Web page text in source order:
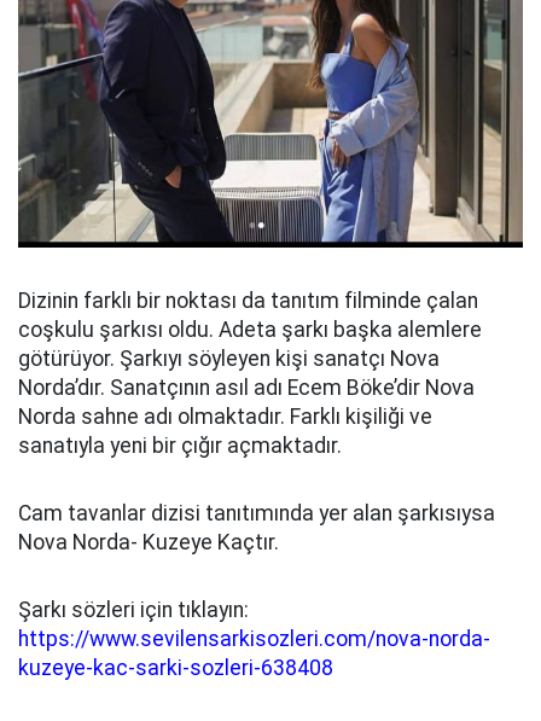
Dizinin farklı bir noktası da tanıtım filminde çalan
coşkulu şarkısı oldu. Adeta şarkı başka alemlere
götürüyor. Şarkıyı söyleyen kişi sanatçı Nova
Norda’dır. Sanatçının asıl adı Ecem Böke’dir Nova
Norda sahne adı olmaktadır. Farklı kişiliği ve
sanatıyla yeni bir çığır açmaktadır.
Cam tavanlar dizisi tanıtımında yer alan şarkısıysa
Nova Norda- Kuzeye Kaçtır.
Şarkı sözleri için tıklayın:
https://www.sevilensarkisozleri.com/nova-norda-
kuzeye-kac-sarki-sozleri-638408